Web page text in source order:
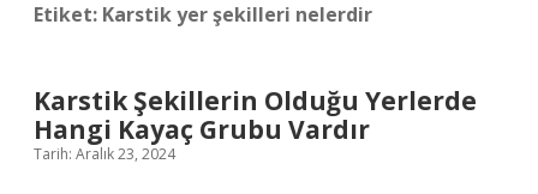
Etiket: Karstik yer şekilleri nelerdir
Karstik Şekillerin Olduğu Yerlerde
Hangi Kayaç Grubu Vardır
Tarih: Aralık 23, 2024